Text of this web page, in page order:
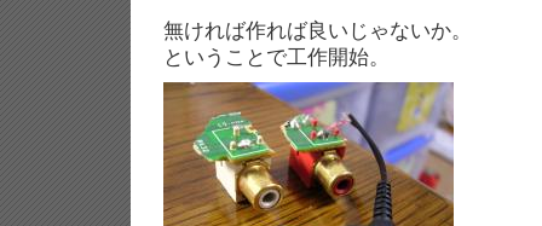
無ければ作れば良いじゃないか。
ということで工作開始。